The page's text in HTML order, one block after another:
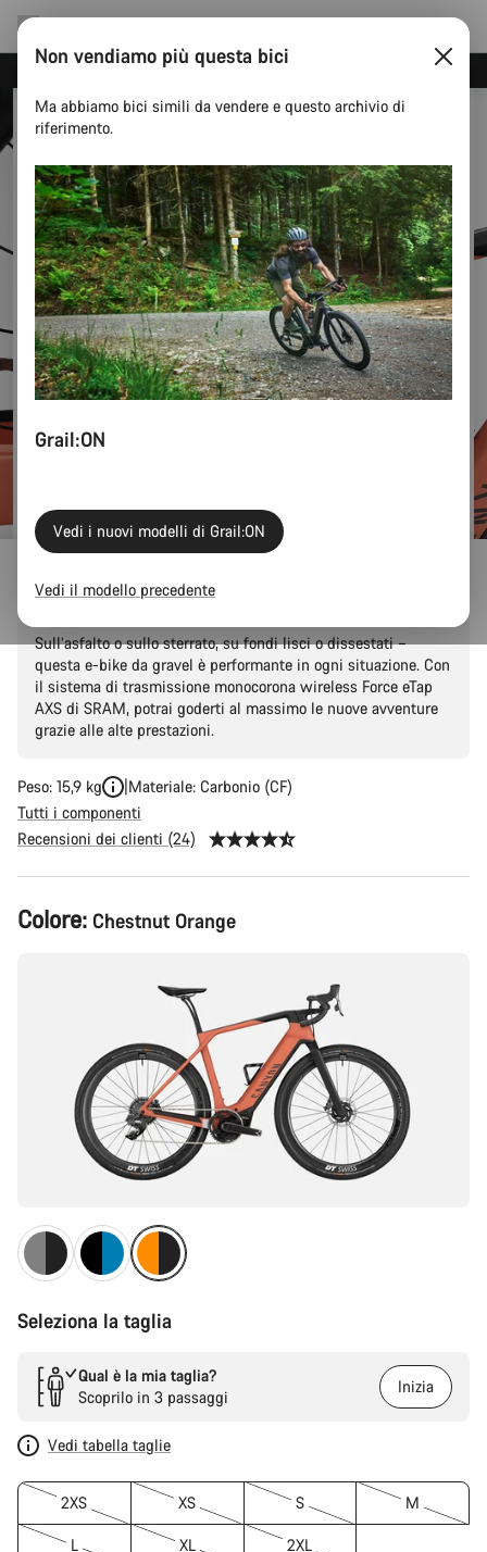
Risparmia con la newsletter Canyon
Grail:ON CF 8 eTap
Sull’asfalto o sullo sterrato, su fondi lisci o dissestati –
questa e-bike da gravel è performante in ogni situazione. Con
il sistema di trasmissione monocorona wireless Force eTap
AXS di SRAM, potrai goderti al massimo le nuove avventure
grazie alle alte prestazioni.
Peso: 15,9 kg
Materiale: Carbonio (CF)
Tutti i componenti
Recensioni dei clienti (24)
Configurazione
del
Colore: Chestnut Orange
Seleziona la taglia
Qual è la mia taglia?
Scoprilo in 3 passaggi
Inizia
Vedi tabella taglie
2XS XS S M
L XL 2XL
Non vendiamo più questa bici
Ma abbiamo bici simili da vendere e questo archivio di
riferimento.
Grail:ON
Vedi i nuovi modelli di Grail:ON
Vedi il modello precedente